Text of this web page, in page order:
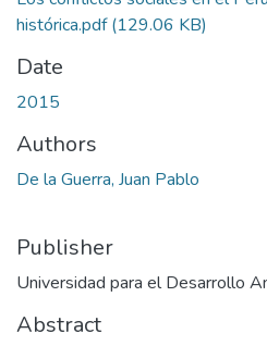
histórica.pdf(129.06 KB)
Date
2015
Authors
De la Guerra, Juan Pablo
Publisher
Universidad para el Desarrollo
Abstract